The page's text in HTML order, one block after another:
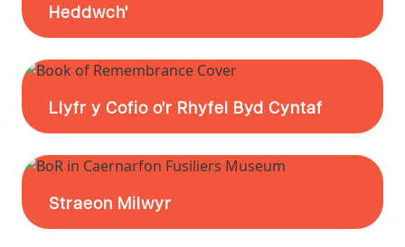
Heddwch'
Llyfr y Cofio o'r Rhyfel Byd Cyntaf
Straeon Milwyr